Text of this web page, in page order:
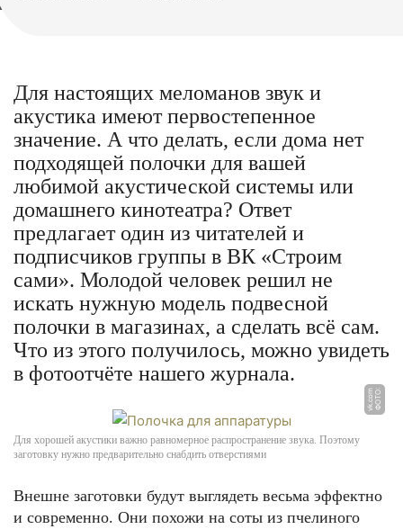
Для настоящих меломанов звук и
акустика имеют первостепенное
значение. А что делать, если дома нет
подходящей полочки для вашей
любимой акустической системы или
домашнего кинотеатра? Ответ
предлагает один из читателей и
подписчиков группы в ВК «Строим
сами». Молодой человек решил не
искать нужную модель подвесной
полочки в магазинах, а сделать всё сам.
Что из этого получилось, можно увидеть
в фотоотчёте нашего журнала.
Ф
О
Т
О:
v
k.
c
o
m
Для хорошей акустики важно равномерное распространение звука. Поэтому
заготовку нужно предварительно снабдить отверстиями
Внешне заготовки будут выглядеть весьма эффектно
и современно. Они похожи на соты из пчелиного